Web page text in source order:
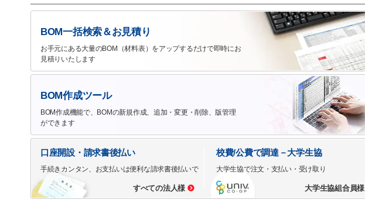
BOM一括検索＆お見積り
お手元にある大量のBOM（材料表）をアップするだけで即時にお
見積りいたします
BOM作成ツール
BOM作成機能で、BOMの新規作成、追加・変更・削除、版管理
ができます
口座開設・請求書後払い
手続きカンタン、お支払いは便利な請求書後払いで
すべての法人様
校費/公費で調達－大学生協
大学生協で注文・支払い・受け取り
大学生協組合員様